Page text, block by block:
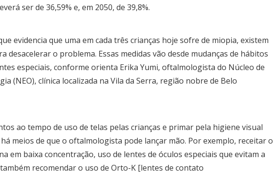
ser de 36,59% e, em 2050, de 39,8%.
evidencia que uma em cada três crianças hoje sofre de miopia, existem
desacelerar o problema. Essas medidas vão desde mudanças de hábitos
especiais, conforme orienta Erika Yumi, oftalmologista do Núcleo de
(NEO), clínica localizada na Vila da Serra, região nobre de Belo
ao tempo de uso de telas pelas crianças e primar pela higiene visual
meios de que o oftalmologista pode lançar mão. Por exemplo, receitar o
em baixa concentração, uso de lentes de óculos especiais que evitam a
recomendar o uso de Orto-K [lentes de contato